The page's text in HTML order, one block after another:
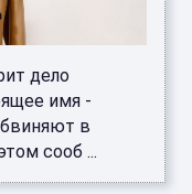
дело
имя -
в
сооб ...